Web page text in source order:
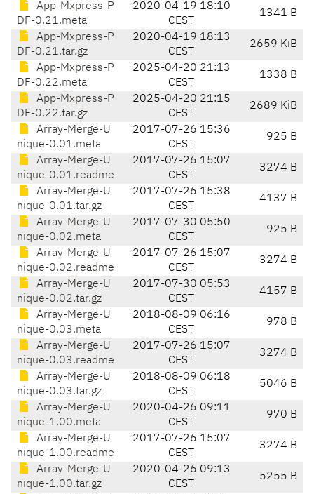
App-Mxpress-P
DF-0.21.meta
2020-04-19 18:10
CEST
1341 B
App-Mxpress-P
DF-0.21.tar.gz
2020-04-19 18:13
CEST
2659 KiB
App-Mxpress-P
DF-0.22.meta
2025-04-20 21:13
CEST
1338 B
App-Mxpress-P
DF-0.22.tar.gz
2025-04-20 21:15
CEST
2689 KiB
Array-Merge-U
nique-0.01.meta
2017-07-26 15:36
CEST
925 B
Array-Merge-U
nique-0.01.readme
2017-07-26 15:07
CEST
3274 B
Array-Merge-U
nique-0.01.tar.gz
2017-07-26 15:38
CEST
4137 B
Array-Merge-U
nique-0.02.meta
2017-07-30 05:50
CEST
925 B
Array-Merge-U
nique-0.02.readme
2017-07-26 15:07
CEST
3274 B
Array-Merge-U
nique-0.02.tar.gz
2017-07-30 05:53
CEST
4157 B
Array-Merge-U
nique-0.03.meta
2018-08-09 06:16
CEST
978 B
Array-Merge-U
nique-0.03.readme
2017-07-26 15:07
CEST
3274 B
Array-Merge-U
nique-0.03.tar.gz
2018-08-09 06:18
CEST
5046 B
Array-Merge-U
nique-1.00.meta
2020-04-26 09:11
CEST
970 B
Array-Merge-U
nique-1.00.readme
2017-07-26 15:07
CEST
3274 B
Array-Merge-U
nique-1.00.tar.gz
2020-04-26 09:13
CEST
5255 B